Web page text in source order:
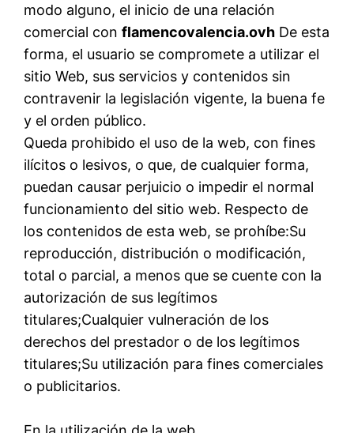
modo alguno, el inicio de una relación
comercial conflamencovalencia.ovh De esta
forma, el usuario se compromete a utilizar el
sitio Web, sus servicios y contenidos sin
contravenir la legislación vigente, la buena fe
y el orden público.
Queda prohibido el uso de la web, con fines
ilícitos o lesivos, o que, de cualquier forma,
puedan causar perjuicio o impedir el normal
funcionamiento del sitio web. Respecto de
los contenidos de esta web, se prohíbe:Su
reproducción, distribución o modificación,
total o parcial, a menos que se cuente con la
autorización de sus legítimos
titulares;Cualquier vulneración de los
derechos del prestador o de los legítimos
titulares;Su utilización para fines comerciales
o publicitarios.